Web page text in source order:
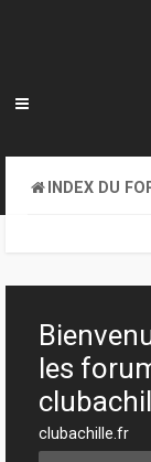
INDEX DU
les
clubachille.fr